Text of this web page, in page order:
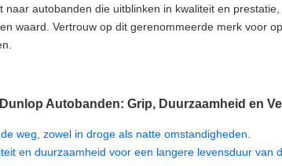
naar autobanden die uitblinken in kwaliteit en
waard. Vertrouw op dit gerenommeerde merk voor
Autobanden: Grip, Duurzaamheid en
weg, zowel in droge als natte omstandigheden.
en duurzaamheid voor een langere levensduur van